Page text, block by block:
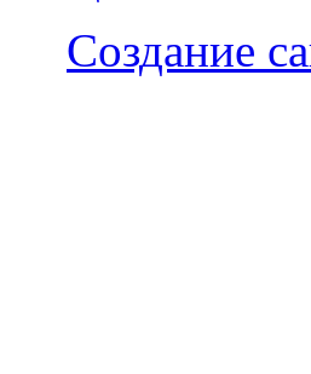
Создание